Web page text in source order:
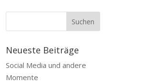
Neueste Beiträge
Social Media und andere
Momente